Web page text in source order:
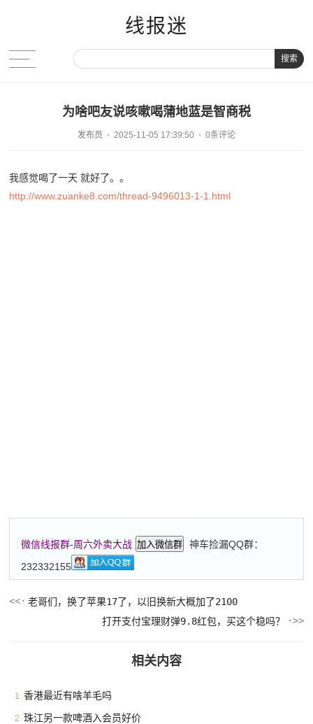
线报迷
搜索
为啥吧友说咳嗽喝蒲地蓝是智商税
发布员 2025-11-05 17:39:50 0条评论
我感觉喝了一天 就好了。。
http://www.zuanke8.com/thread-9496013-1-1.html
微信线报群-周六外卖大战 加入微信群
神车捡漏QQ群：
232332155
老哥们，换了苹果17了，以旧换新大概加了2100
打开支付宝理财弹9.8红包，买这个稳吗？
相关内容
1 香港最近有啥羊毛吗
2 珠江另一款啤酒入会员好价